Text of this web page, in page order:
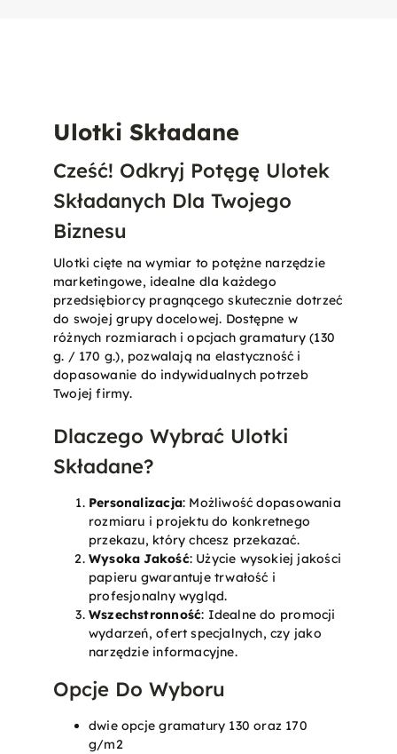
Ulotki Składane
Cześć! Odkryj Potęgę Ulotek
Składanych Dla Twojego
Biznesu
Ulotki cięte na wymiar to potężne narzędzie
marketingowe, idealne dla każdego
przedsiębiorcy pragnącego skutecznie dotrzeć
do swojej grupy docelowej. Dostępne w
różnych rozmiarach i opcjach gramatury (130
g. / 170 g.), pozwalają na elastyczność i
dopasowanie do indywidualnych potrzeb
Twojej firmy.
Dlaczego Wybrać Ulotki
Składane?
Personalizacja: Możliwość dopasowania
rozmiaru i projektu do konkretnego
przekazu, który chcesz przekazać.
Wysoka Jakość: Użycie wysokiej jakości
papieru gwarantuje trwałość i
profesjonalny wygląd.
Wszechstronność: Idealne do promocji
wydarzeń, ofert specjalnych, czy jako
narzędzie informacyjne.
Opcje Do Wyboru
dwie opcje gramatury 130 oraz 170
g/m2